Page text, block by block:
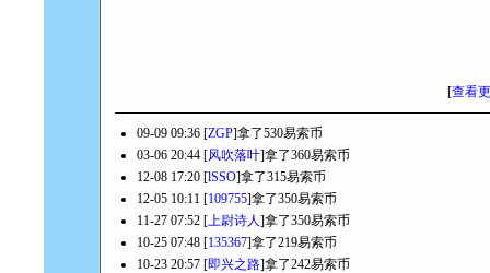
[查看
09-09 09:36 [ZGP]拿了530易索币
03-06 20:44 [风吹落叶]拿了360易索币
12-08 17:20 [lSSO]拿了315易索币
12-05 10:11 [109755]拿了350易索币
11-27 07:52 [上尉诗人]拿了350易索币
10-25 07:48 [135367]拿了219易索币
10-23 20:57 [即兴之路]拿了242易索币